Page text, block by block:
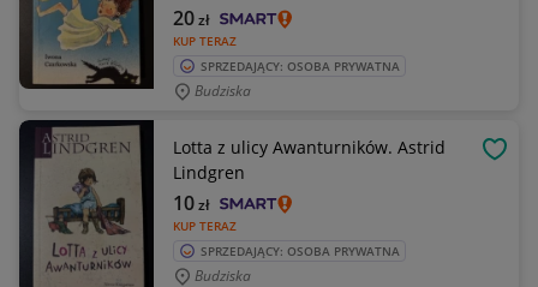
KUP TERAZ
20zł
SPRZEDAJĄCY: OSOBA PRYWATNA
Budziska
Lotta z ulicy Awanturników. Astrid
Lindgren
KUP TERAZ
10zł
SPRZEDAJĄCY: OSOBA PRYWATNA
Budziska